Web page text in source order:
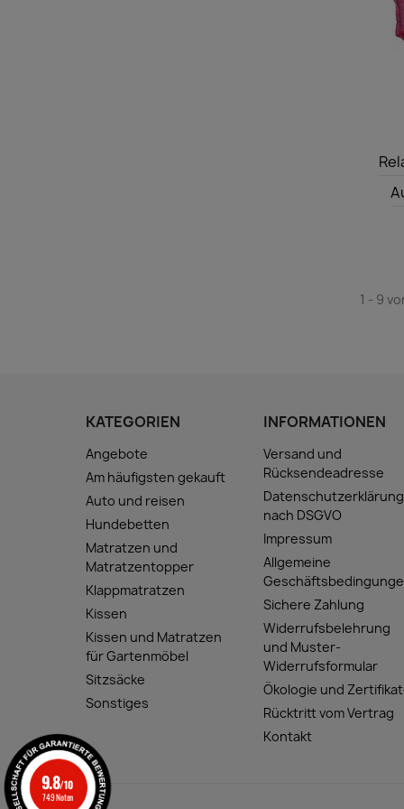
1 - 9
KATEGORIEN
Angebote
Am häufigsten gekauft
Auto und reisen
Hundebetten
Matratzen und
Matratzentopper
Klappmatratzen
Kissen
Kissen und Matratzen
für Gartenmöbel
Sitzsäcke
Sonstiges
INFORMATIONEN
Versand und
Rücksendeadresse
Datenschutzerklärung
nach DSGVO
Impressum
Allgemeine
Sichere Zahlung
Widerrufsbelehrung
und Muster-
Widerrufsformular
Ökologie und
Rücktritt vom Vertrag
Kontakt
9.8/10
749 Noten